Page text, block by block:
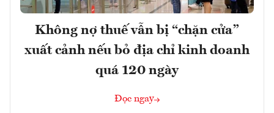
Không nợ thuế vẫn bị “chặn cửa”
xuất cảnh nếu bỏ địa chỉ kinh doanh
quá 120 ngày
Đọc ngay